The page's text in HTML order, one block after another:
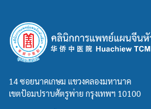
14 ซอยนาคเกษม แขวงคลองมหานาค
เขตป้อมปราบศัตรูพ่าย กรุงเทพฯ 10100